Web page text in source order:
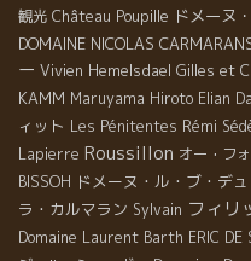
観光 Château Poupille ドメーヌ
DOMAINE NICOLAS
ー Vivien Hemelsdael Gilles et
KAMM Maruyama Hiroto Elian
ィット Les Pénitentes Rémi
Lapierre Roussillon オー・フ
BISSOH ドメーヌ・ル・ブ・デ
ラ・カルマラン Sylvain フィリ
Domaine Laurent Barth ERIC DE